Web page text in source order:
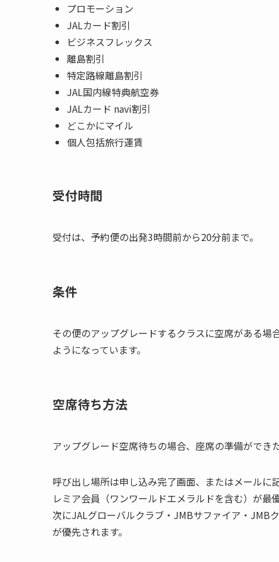
プロモーション
JALカード割引
ビジネスフレックス
離島割引
特定路線離島割引
JAL国内線特典航空券
JALカード navi割引
どこかにマイル
個人包括旅行運賃
受付時間
受付は、予約便の出発3時間前から20分前まで。
条件
その便のアップグレードするクラスに空席がある
ようになっています。
空席待ち方法
アップグレード空席待ちの場合、座席の準備ができ
呼び出し場所は申し込み完了画面、またはメール
レミア会員（ワンワールドエメラルドを含む）が最優
次にJALグローバルクラブ・JMBサファイア・JMB
が優先されます。